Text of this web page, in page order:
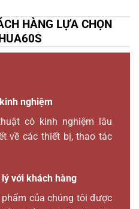
HÀNG LỰA CHỌN
nghiệm
có kinh nghiệm lâu
về các thiết bị, thao tác
lý với khách hàng
phẩm của chúng tôi được